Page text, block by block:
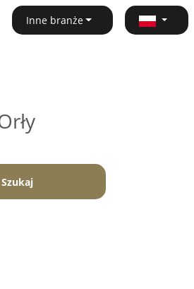
Inne branże
Szukaj